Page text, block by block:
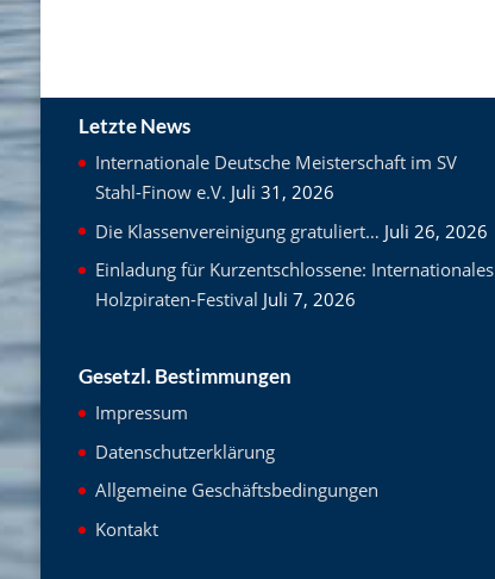
Letzte News
Internationale Deutsche Meisterschaft im SV
Stahl-Finow e.V. Juli 31, 2026
Die Klassenvereinigung gratuliert… Juli 26, 2026
Einladung für Kurzentschlossene: Internationales
Holzpiraten-Festival Juli 7, 2026
Gesetzl. Bestimmungen
Impressum
Datenschutzerklärung
Allgemeine Geschäftsbedingungen
Kontakt